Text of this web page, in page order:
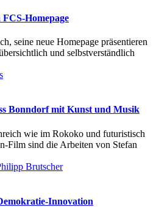
Homepage
seine neue Homepage präsentieren
und selbstverständlich
Bonndorf mit Kunst und Musik
wie im Rokoko und futuristisch
Film sind die Arbeiten von Stefan
Innovation